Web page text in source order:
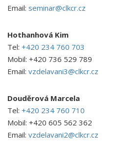
Email: seminar@clkcr.cz
Hothanhová Kim
Tel: +420 234 760 703
Mobil: +420 736 529 789
Email: vzdelavani3@clkcr.cz
Douděrová Marcela
Tel: +420 234 760 710
Mobil: +420 605 562 362
Email: vzdelavani2@clkcr.cz